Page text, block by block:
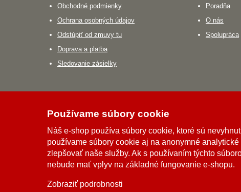
Obchodné podmienky
Ochrana osobných údajov
Odstúpiť od zmuvy tu
Doprava a platba
Sledovanie zásielky
Poradňa
O nás
Spolupráca
Možnosti platby
Používame súbory cookie
Náš e-shop používa súbory cookie, ktoré sú
používame súbory cookie aj na anonymné
zlepšovať naše služby. Ak s používaním týchto
nebude mať vplyv na základné fungovanie e-shopu.
Zobraziť podrobnosti